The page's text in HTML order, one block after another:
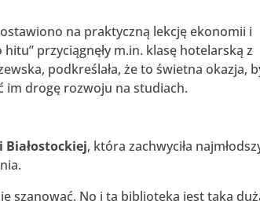
na praktyczną lekcję ekonomii i
przyciągnęły m.in. klasę hotelarską z
podkreślała, że to świetna okazja,
im drogę rozwoju na studiach.
, która zachwyciła
szanować. No i ta biblioteka jest taka